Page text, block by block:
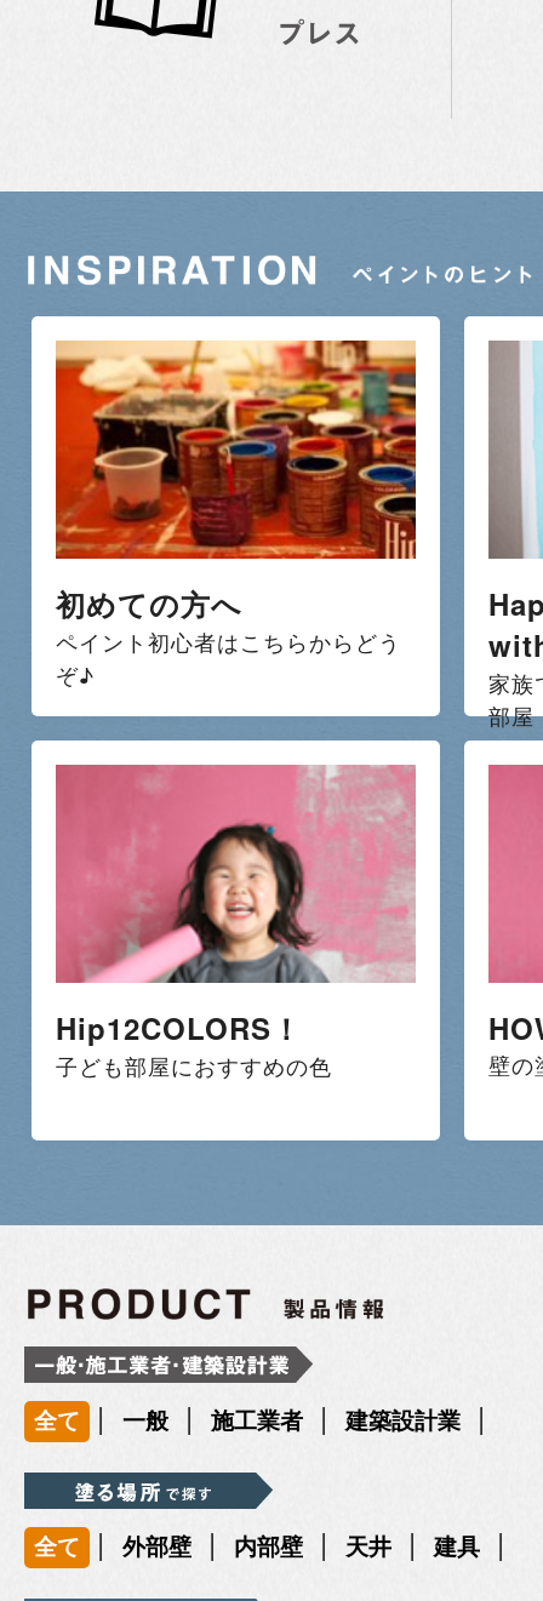
初めての方へ
ペイント初心者はこちらからどう
ぞ♪
家族
部屋
Hip12COLORS！
子ども部屋におすすめの色 壁の
全て | 一般 | 施工業者 | 建築設計業 |
全て | 外部壁 | 内部壁 | 天井 | 建具 |